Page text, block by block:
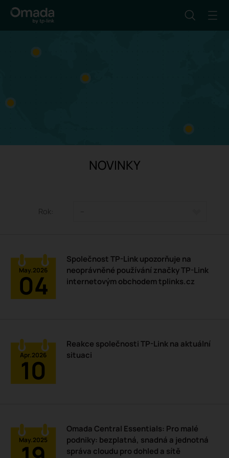
NOVINKY
Rok: --
May.2026
04
Společnost TP-Link upozorňuje na
neoprávněné používání značky TP-Link
internetovým obchodem tplinks.cz
Apr.2026
10
Reakce společnosti TP-Link na aktuální
situaci
May.2025
Omada Central Essentials: Pro malé
podniky: bezplatná, snadná a jednotná
správa cloudu pro dohled a sítě